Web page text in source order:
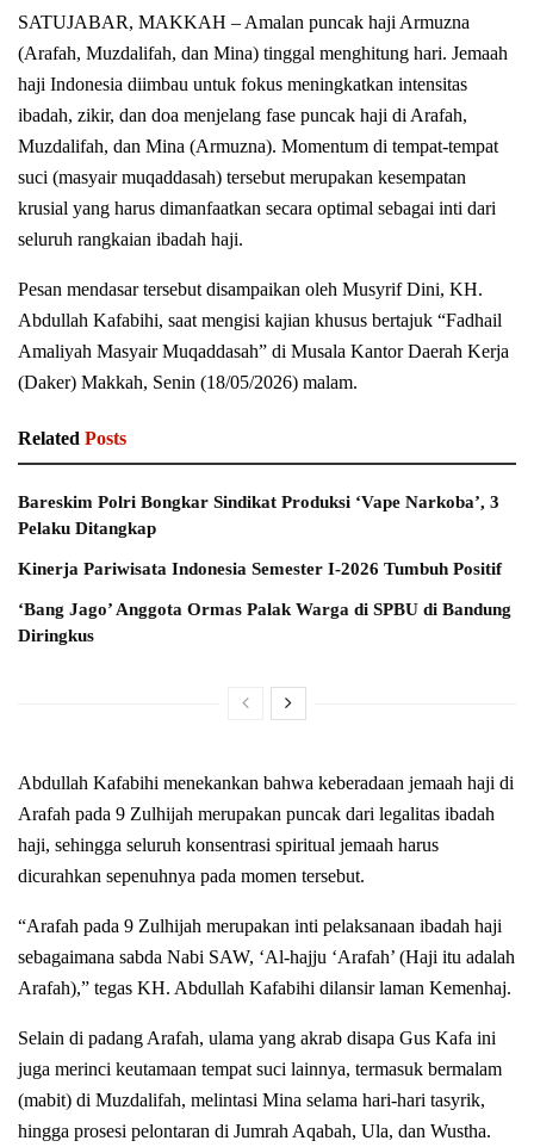
SATUJABAR, MAKKAH – Amalan puncak haji Armuzna
(Arafah, Muzdalifah, dan Mina) tinggal menghitung hari. Jemaah
haji Indonesia diimbau untuk fokus meningkatkan intensitas
ibadah, zikir, dan doa menjelang fase puncak haji di Arafah,
Muzdalifah, dan Mina (Armuzna). Momentum di tempat-tempat
suci (masyair muqaddasah) tersebut merupakan kesempatan
krusial yang harus dimanfaatkan secara optimal sebagai inti dari
seluruh rangkaian ibadah haji.
Pesan mendasar tersebut disampaikan oleh Musyrif Dini, KH.
Abdullah Kafabihi, saat mengisi kajian khusus bertajuk “Fadhail
Amaliyah Masyair Muqaddasah” di Musala Kantor Daerah Kerja
(Daker) Makkah, Senin (18/05/2026) malam.
Related Posts
Bareskim Polri Bongkar Sindikat Produksi ‘Vape Narkoba’, 3
Pelaku Ditangkap
Kinerja Pariwisata Indonesia Semester I-2026 Tumbuh Positif
‘Bang Jago’ Anggota Ormas Palak Warga di SPBU di Bandung
Diringkus
Abdullah Kafabihi menekankan bahwa keberadaan jemaah haji di
Arafah pada 9 Zulhijah merupakan puncak dari legalitas ibadah
haji, sehingga seluruh konsentrasi spiritual jemaah harus
dicurahkan sepenuhnya pada momen tersebut.
“Arafah pada 9 Zulhijah merupakan inti pelaksanaan ibadah haji
sebagaimana sabda Nabi SAW, ‘Al-hajju ‘Arafah’ (Haji itu adalah
Arafah),” tegas KH. Abdullah Kafabihi dilansir laman Kemenhaj.
Selain di padang Arafah, ulama yang akrab disapa Gus Kafa ini
juga merinci keutamaan tempat suci lainnya, termasuk bermalam
(mabit) di Muzdalifah, melintasi Mina selama hari-hari tasyrik,
hingga prosesi pelontaran di Jumrah Aqabah, Ula, dan Wustha.